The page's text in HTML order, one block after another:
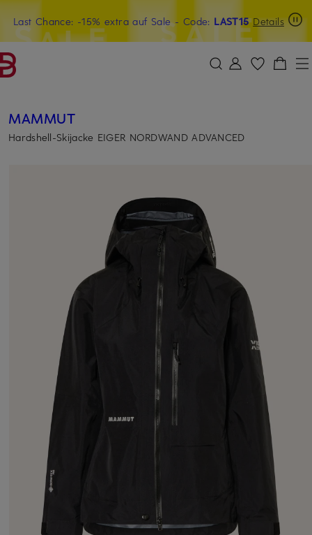
ZUM HAUPTINHALT ÜBERSPRINGEN ZUM SUCHFELD ÜBERSPRINGEN
Last Chance: -15% extra auf Sale- Code: LAST15 Details
20€-Willkommensgutschein mit Beyond sichern
MAMMUT
Hardshell-Skijacke EIGER NORDWAND ADVANCED